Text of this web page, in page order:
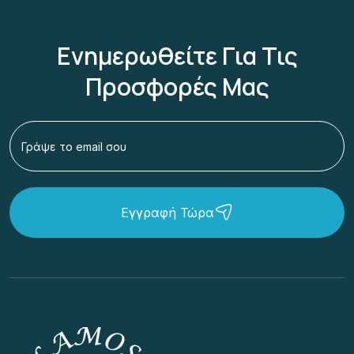
Ενημερωθείτε Για Τις
Προσφορές Μας
Εγγραφή Τώρα